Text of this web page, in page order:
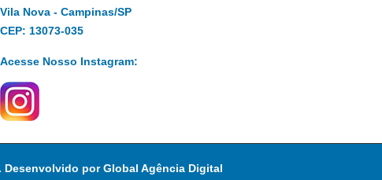
Vila Nova - Campinas/SP
CEP: 13073-035
Acesse Nosso Instagram:
Desenvolvido por Global Agência Digital